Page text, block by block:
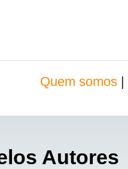
Quem somos
Autores